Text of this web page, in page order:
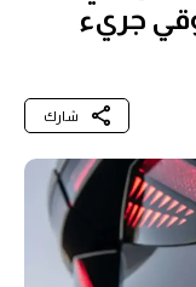
صندوقي جريء
شارك